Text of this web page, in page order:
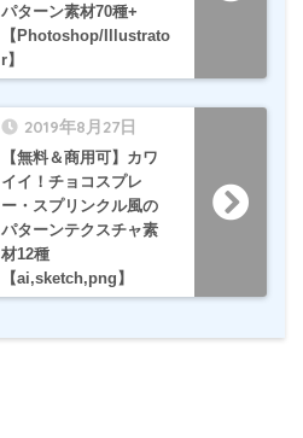
パターン素材70種+
【Photoshop/Illustrato
r】
2019年8月27日
【無料＆商用可】カワ
イイ！チョコスプレ
ー・スプリンクル風の
パターンテクスチャ素
材12種
【ai,sketch,png】